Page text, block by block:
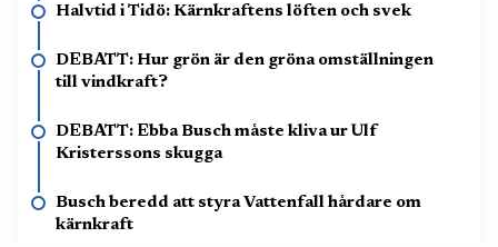
Halvtid i Tidö: Kärnkraftens löften och svek
DEBATT: Hur grön är den gröna omställningen
till vindkraft?
DEBATT: Ebba Busch måste kliva ur Ulf
Kristerssons skugga
Busch beredd att styra Vattenfall hårdare om
kärnkraft